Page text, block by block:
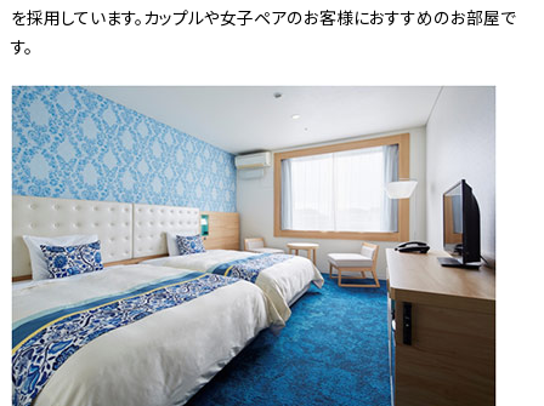
を採用しています。カップルや女子ペアのお客様におすすめのお部屋で
す。